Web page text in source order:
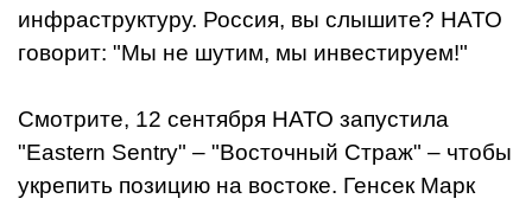
инфраструктуру. Россия, вы слышите? НАТО
говорит: "Мы не шутим, мы инвестируем!"
Смотрите, 12 сентября НАТО запустила
"Eastern Sentry" – "Восточный Страж" – чтобы
укрепить позицию на востоке. Генсек Марк